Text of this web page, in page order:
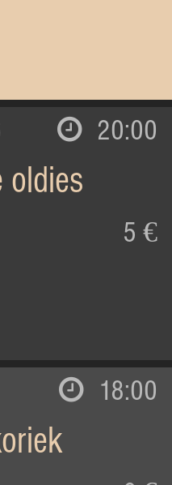
20:00
oldies
5 €
18:00